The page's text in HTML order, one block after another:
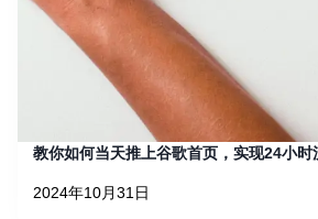
教你如何当天推上谷歌首页，实现24小时
2024年10月31日